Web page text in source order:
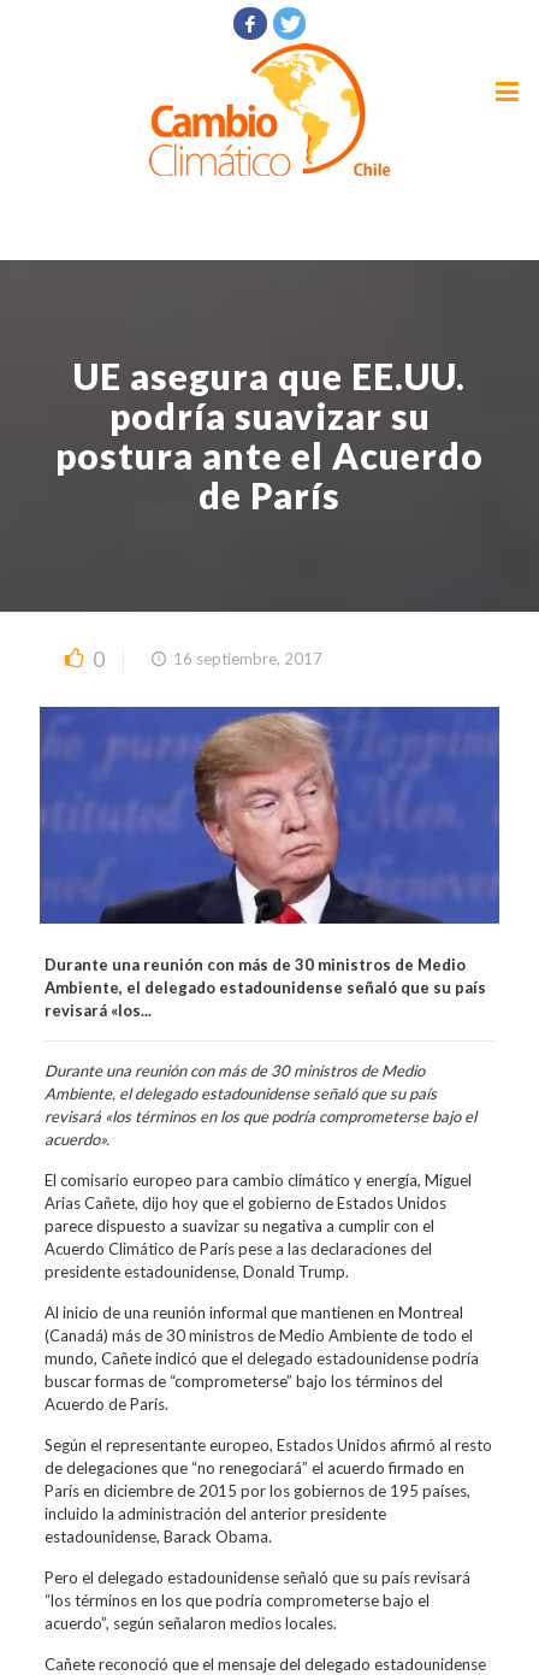
UE asegura que EE.UU.
podría suavizar su
postura ante el Acuerdo
de París
0 16 septiembre, 2017
Durante una reunión con más de 30 ministros de Medio
Ambiente, el delegado estadounidense señaló que su país
revisará «los...
Durante una reunión con más de 30 ministros de Medio
Ambiente, el delegado estadounidense señaló que su país
revisará «los términos en los que podría comprometerse bajo el
acuerdo».
El comisario europeo para cambio climático y energía, Miguel
Arias Cañete, dijo hoy que el gobierno de Estados Unidos
parece dispuesto a suavizar su negativa a cumplir con el
Acuerdo Climático de París pese a las declaraciones del
presidente estadounidense, Donald Trump.
Al inicio de una reunión informal que mantienen en Montreal
(Canadá) más de 30 ministros de Medio Ambiente de todo el
mundo, Cañete indicó que el delegado estadounidense podría
buscar formas de “comprometerse” bajo los términos del
Acuerdo de París.
Según el representante europeo, Estados Unidos afirmó al resto
de delegaciones que “no renegociará” el acuerdo firmado en
París en diciembre de 2015 por los gobiernos de 195 países,
incluido la administración del anterior presidente
estadounidense, Barack Obama.
Pero el delegado estadounidense señaló que su país revisará
“los términos en los que podría comprometerse bajo el
acuerdo”, según señalaron medios locales.
Cañete reconoció que el mensaje del delegado estadounidense